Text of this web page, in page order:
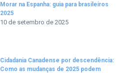
Morar na Espanha: guia para brasileiros
2025
10 de setembro de 2025
Cidadania Canadense por descendência:
Como as mudanças de 2025 podem